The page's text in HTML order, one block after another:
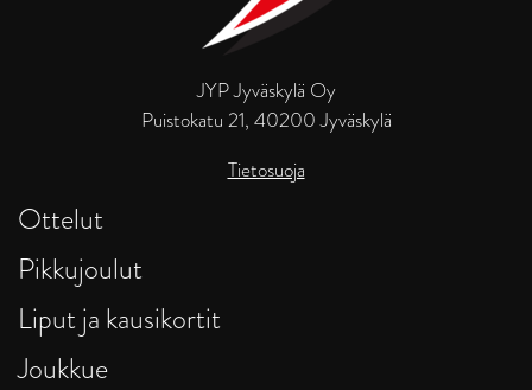
JYP Jyväskylä Oy
Puistokatu 21, 40200 Jyväskylä
Tietosuoja
Ottelut
Pikkujoulut
Liput ja kausikortit
Joukkue